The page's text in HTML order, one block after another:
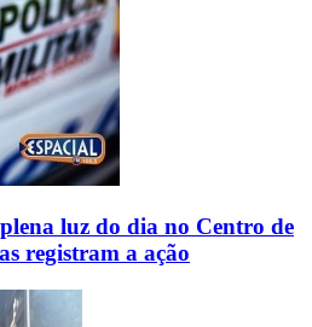
luz do dia no Centro de
registram a ação